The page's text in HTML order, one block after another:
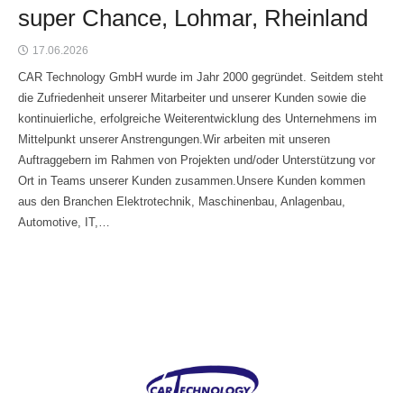
super Chance, Lohmar, Rheinland
17.06.2026
CAR Technology GmbH wurde im Jahr 2000 gegründet. Seitdem steht
die Zufriedenheit unserer Mitarbeiter und unserer Kunden sowie die
kontinuierliche, erfolgreiche Weiterentwicklung des Unternehmens im
Mittelpunkt unserer Anstrengungen.Wir arbeiten mit unseren
Auftraggebern im Rahmen von Projekten und/oder Unterstützung vor
Ort in Teams unserer Kunden zusammen.Unsere Kunden kommen
aus den Branchen Elektrotechnik, Maschinenbau, Anlagenbau,
Automotive, IT,…